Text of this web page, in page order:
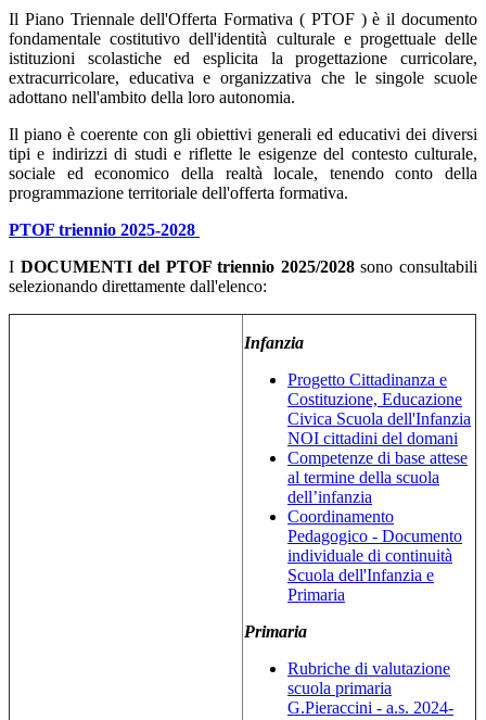
Il Piano Triennale dell'Offerta Formativa ( PTOF ) è il documento
fondamentale costitutivo dell'identità culturale e progettuale delle
istituzioni scolastiche ed esplicita la progettazione curricolare,
extracurricolare, educativa e organizzativa che le singole scuole
adottano nell'ambito della loro autonomia.
Il piano è coerente con gli obiettivi generali ed educativi dei diversi
tipi e indirizzi di studi e riflette le esigenze del contesto culturale,
sociale ed economico della realtà locale, tenendo conto della
programmazione territoriale dell'offerta formativa.
PTOF triennio 2025-2028
I DOCUMENTI del PTOF triennio 2025/2028sono consultabili
selezionando direttamente dall'elenco:
Infanzia
Progetto Cittadinanza e
Costituzione, Educazione
Civica Scuola dell'Infanzia
NOI cittadini del domani
Competenze di base attese
al termine della scuola
dell’infanzia
Coordinamento
Pedagogico - Documento
individuale di continuità
Scuola dell'Infanzia e
Primaria
Primaria
Rubriche di valutazione
scuola primaria
G.Pieraccini - a.s. 2024-